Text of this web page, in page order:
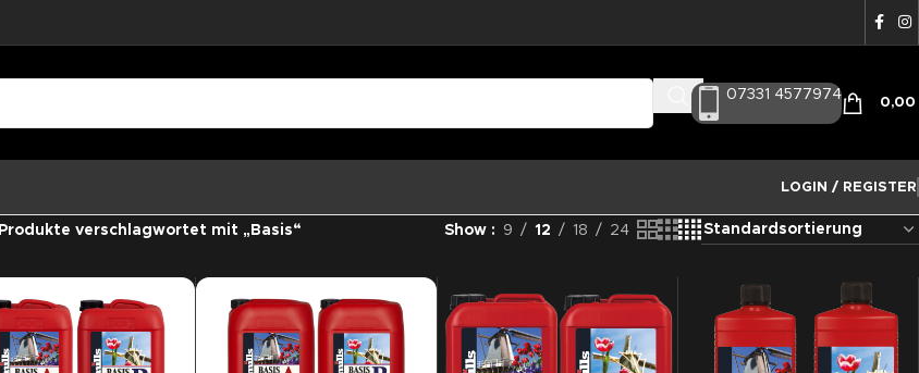
07331 4577974
0,00
LOGIN / REGISTER
Produkte verschlagwortet mit „Basis“ Show 9 12 18 24